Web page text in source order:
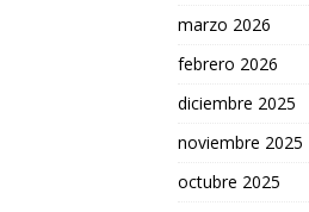
marzo 2026
febrero 2026
diciembre 2025
noviembre 2025
octubre 2025